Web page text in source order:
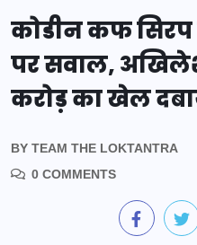
कोडीन कफ सिरप
पर सवाल,
करोड़ का खेल
BY TEAM THE LOKTANTRA
0 COMMENTS